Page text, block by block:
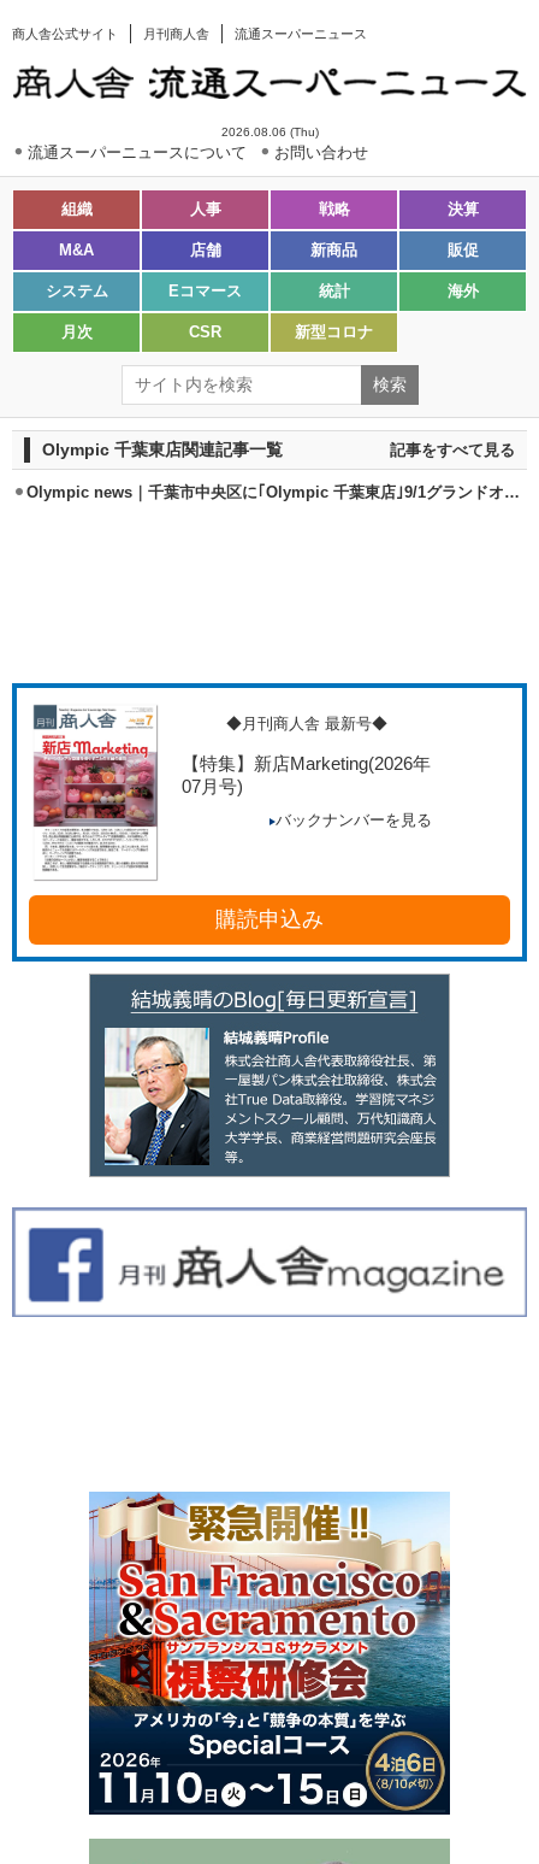
商人舎公式サイト 月刊商人舎 流通スーパーニュース
2026.08.06 (Thu)
流通スーパーニュースについて お問い合わせ
組織 人事 戦略 決算
M&A 店舗 新商品 販促
システム Eコマース 統計 海外
月次 CSR 新型コロナ
Olympic 千葉東店関連記事一覧 記事をすべて見る
Olympic news｜千葉市中央区に｢Olympic 千葉東店｣9/1グランドオープン
◆月刊商人舎 最新号◆
【特集】新店Marketing(2026年
07月号)
バックナンバーを見る
購読申込み